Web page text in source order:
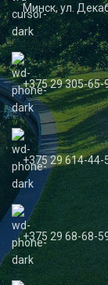
Минск, ул.
+375 29 305-65-
+375 29 614-44-
+375 29 68-68-